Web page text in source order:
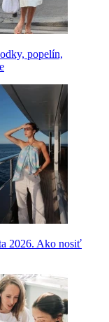
popelín,
2026. Ako nosiť